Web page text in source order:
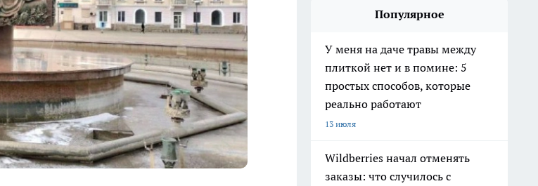
Популярное
У меня на даче травы между
плиткой нет и в помине: 5
простых способов, которые
реально работают
13 июля
Wildberries начал отменять
заказы: что случилось с